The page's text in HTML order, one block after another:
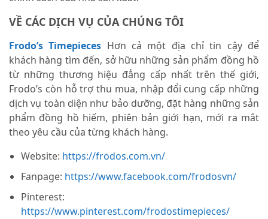
VỀ CÁC DỊCH VỤ CỦA CHÚNG TÔI
Frodo’s Timepieces Hơn cả một địa chỉ tin cậy để
khách hàng tìm đến, sở hữu những sản phẩm đồng hồ
từ những thương hiệu đẳng cấp nhất trên thế giới,
Frodo’s còn hỗ trợ thu mua, nhập đổi cung cấp những
dịch vụ toàn diện như bảo dưỡng, đặt hàng những sản
phẩm đồng hồ hiếm, phiên bản giới hạn, mới ra mắt
theo yêu cầu của từng khách hàng.
Website: https://frodos.com.vn/
Fanpage: https://www.facebook.com/frodosvn/
Pinterest:
https://www.pinterest.com/frodostimepieces/